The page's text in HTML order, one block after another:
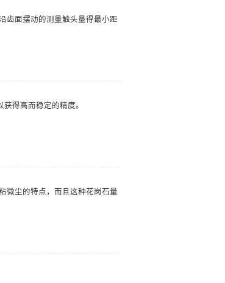
齿面摆动的测量触头量得最小距
得高而稳定的精度。
微尘的特点，而且这种花岗石量